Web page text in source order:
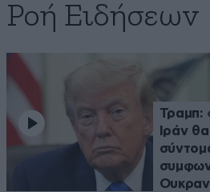
Ροή Ειδήσεων
Τραμπ:
Ιράν